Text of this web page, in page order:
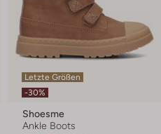
Letzte Größen
-30%
Shoesme
Ankle Boots